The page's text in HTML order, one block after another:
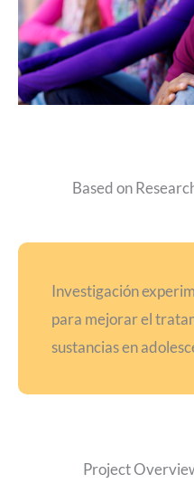
Based on
Investigación
para mejorar el
sustancias en
Project